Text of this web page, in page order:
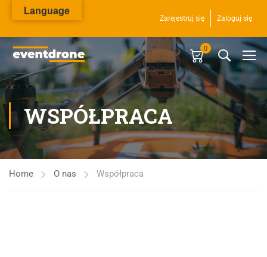
Zarejestruj się Zaloguj się
0
WSPÓŁPRACA
Home O nas Współpraca
Language